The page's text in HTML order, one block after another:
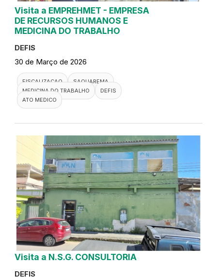
Visita a EMPREHMET - EMPRESA
DE RECURSOS HUMANOS E
MEDICINA DO TRABALHO
DEFIS
30 de Março de 2026
FISCALIZACAO
SAQUAREMA
MEDICINA DO TRABALHO
DEFIS
ATO MEDICO
Visita a N.S.G. CONSULTORIA
DEFIS